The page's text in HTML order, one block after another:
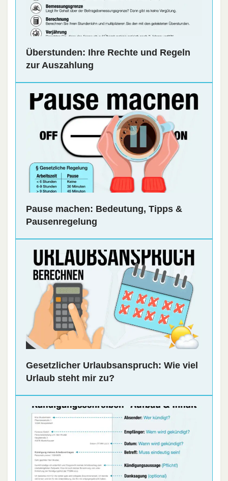
Überstunden: Ihre Rechte und Regeln
zur Auszahlung
Pause machen: Bedeutung, Tipps &
Pausenregelung
Gesetzlicher Urlaubsanspruch: Wie viel
Urlaub steht mir zu?